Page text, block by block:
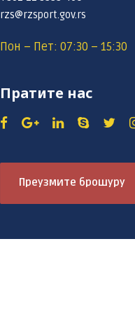
rzs@rzsport.gov.rs
Пон – Пет: 07:30 – 15:30
Пратите нас
Преузмите брошуру